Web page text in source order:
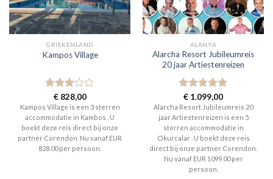
GRIEKENLAND
Kampos Village
Gewaardeerd
3uit 5
€828,00
Kampos Village is een 3 sterren
accommodatie in Kambos . U
boekt deze reis direct bij onze
partner Corendon. Nu vanaf EUR
828.00 per persoon.
ALANYA
Alarcha Resort Jubileumreis
20 jaar Artiestenreizen
Gewaardeerd
5uit 5
€ 1.099,00
Alarcha Resort Jubileumreis 20
jaar Artiestenreizen is een 5
sterren accommodatie in
Okurcalar . U boekt deze reis
direct bij onze partner Corendon.
Nu vanaf EUR 1099.00 per
persoon.